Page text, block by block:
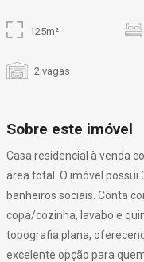
125m²
2 vagas
Sobre este imóvel
Casa residencial à venda
área total. O imóvel possui
banheiros sociais. Conta
copa/cozinha, lavabo e
topografia plana,
excelente opção para